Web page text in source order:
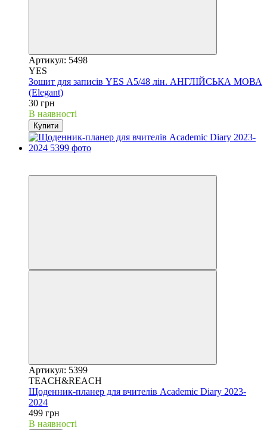
Артикул: 5498
YES
Зошит для записів YES А5/48 лін. АНГЛІЙСЬКА МОВА
(Elegant)
30 грн
В наявності
Купити
Артикул: 5399
TEACH&REACH
Щоденник-планер для вчителів Academic Diary 2023-
2024
499 грн
В наявності